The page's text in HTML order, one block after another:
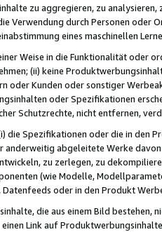
zu aggregieren, zu
Verwendung durch Personen
eines maschinellen
Weise in die Funktionalität oder
(ii) keine
oder Kunden oder sonstiger
oder Spezifikationen
Schutzrechte, nicht entfernen,
die Spezifikationen oder die in
anderweitig abgeleitete Werke
zu zerlegen, zu
(wie Modelle,
Datenfeeds oder in den Produkt
die aus einem Bild bestehen,
Link auf